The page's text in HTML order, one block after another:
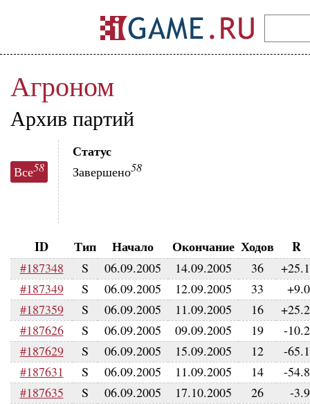
Агроном
Архив партий
Все58
Статус
Завершено58
ID Тип Начало Окончание Ходов R
#187348 S 06.09.2005 14.09.2005 36
#187349
S 06.09.2005 12.09.2005 33
#187359
S 06.09.2005 11.09.2005 16
#187626
S 06.09.2005 09.09.2005 19
-
#187629
S 06.09.2005 15.09.2005 12
-
#187631
S 06.09.2005 11.09.2005 14
-
#187635
S 06.09.2005 17.10.2005 26
-